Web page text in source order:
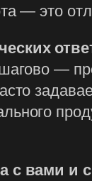
— это
—
с вами